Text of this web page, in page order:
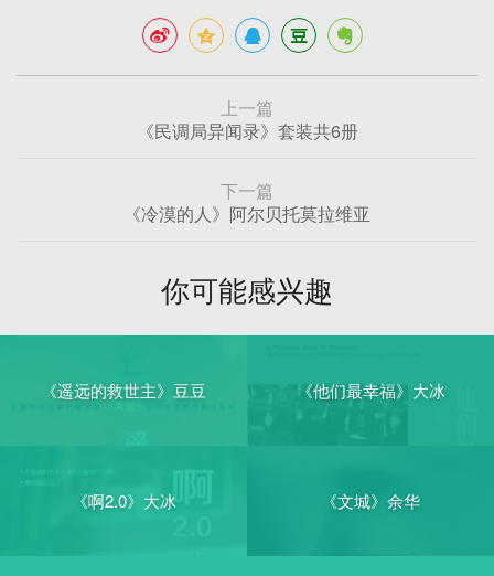
上一篇
《民调局异闻录》套装共6册
下一篇
《冷漠的人》阿尔贝托莫拉维亚
你可能感兴趣
《遥远的救世主》豆豆 《他们最幸福》大冰
《啊2.0》大冰 《文城》余华